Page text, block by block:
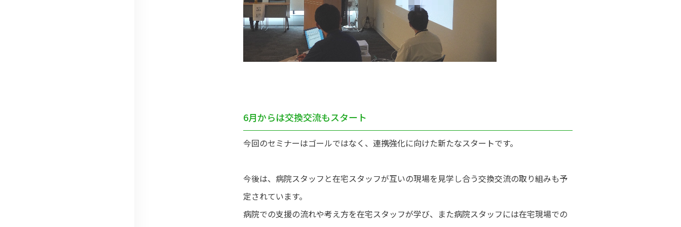
6月からは交換交流もスタート
今回のセミナーはゴールではなく、連携強化に向けた新たなスタートです。
今後は、病院スタッフと在宅スタッフが互いの現場を見学し合う交換交流の取り組みも予
定されています。
病院での支援の流れや考え方を在宅スタッフが学び、また病院スタッフには在宅現場での